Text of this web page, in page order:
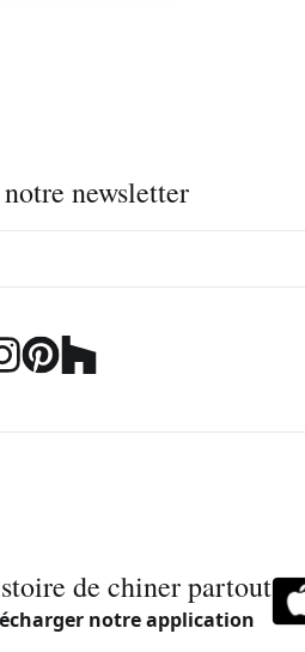
newsletter
de chiner partout
notre application